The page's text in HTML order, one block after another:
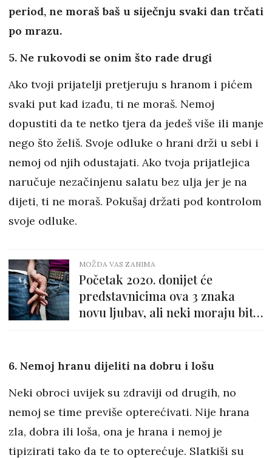
period, ne moraš baš u siječnju svaki dan trčati
po mrazu.
5. Ne rukovodi se onim što rade drugi
Ako tvoji prijatelji pretjeruju s hranom i pićem
svaki put kad izađu, ti ne moraš. Nemoj
dopustiti da te netko tjera da jedeš više ili manje
nego što želiš. Svoje odluke o hrani drži u sebi i
nemoj od njih odustajati. Ako tvoja prijatlejica
naručuje nezačinjenu salatu bez ulja jer je na
dijeti, ti ne moraš. Pokušaj držati pod kontrolom
svoje odluke.
MOŽDA VAS ZANIMA
Početak 2020. donijet će
predstavnicima ova 3 znaka
novu ljubav, ali neki moraju biti
6. Nemoj hranu dijeliti na dobru i lošu
Neki obroci uvijek su zdraviji od drugih, no
nemoj se time previše opterećivati. Nije hrana
zla, dobra ili loša, ona je hrana i nemoj je
tipizirati tako da te to opterećuje. Slatkiši su